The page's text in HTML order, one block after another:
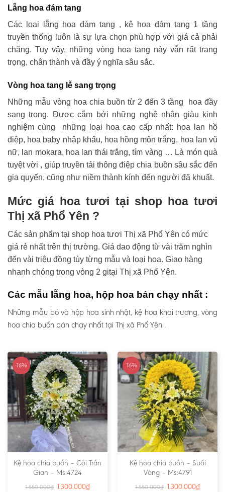
Lẵng hoa đám tang
Các loại lẵng hoa đám tang , kệ hoa đám tang 1 tầng
truyền thống luôn là sự lựa chọn phù hợp với giá cả phải
chăng. Tuy vậy, những vòng hoa tang này vẫn rất trang
trọng, chân thành và đầy ý nghĩa sâu sắc.
Vòng hoa tang lễ sang trọng
Những mẫu vòng hoa chia buồn từ 2 đến 3 tầng hoa đầy
sang trọng. Được cắm bởi những nghệ nhân giàu kinh
nghiệm cùng những loại hoa cao cấp nhất: hoa lan hồ
điệp, hoa baby nhập khẩu, hoa hồng môn trắng, hoa lan vũ
nữ, lan mokara, hoa lan thái trắng, tím vàng … Là món quà
tuyệt vời , giúp truyền tải thông điệp chia buồn sâu sắc đến
gia quyến, cũng như niềm thành kính đến người đã khuất.
Mức giá hoa tươi tại shop hoa tươi
Thị xã Phổ Yên ?
Các sản phẩm tại shop hoa tươi Thị xã Phổ Yên có mức
giá rẻ nhất trên thị trường. Giá dao động từ vài trăm nghìn
đến vài triệu đồng tùy từng mẫu và loại hoa. Giao hàng
nhanh chóng trong vòng 2 gitại Thị xã Phổ Yên.
Các mẫu lẵng hoa, hộp hoa bán chạy nhất :
Những mẫu bó và hộp hoa sinh nhật, kệ hoa khai trương, vòng
hoa chia buồn bán chạy nhất tại Thị xã Phổ Yên .
-16%
Kệ hoa chia buồn – Cõi Trần
Gian – Ms:4724
1.550.000₫ 1.300.000₫
-16%
Kệ hoa chia buồn – Suối
Vàng – Ms:4791
1.550.000₫ 1.300.000₫